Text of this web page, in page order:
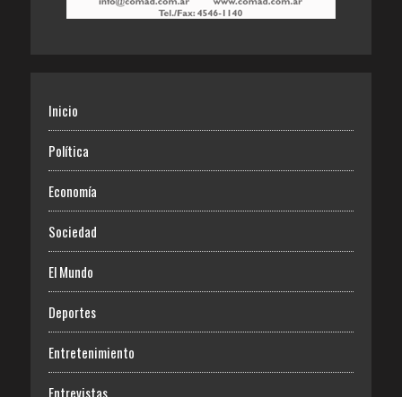
Inicio
Política
Economía
Sociedad
El Mundo
Deportes
Entretenimiento
Entrevistas